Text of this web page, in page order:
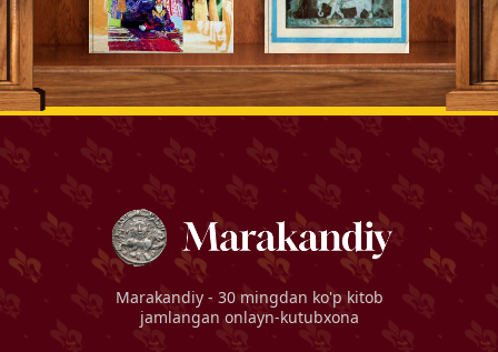
Marakandiy - 30 mingdan ko'p kitob
jamlangan onlayn-kutubxona